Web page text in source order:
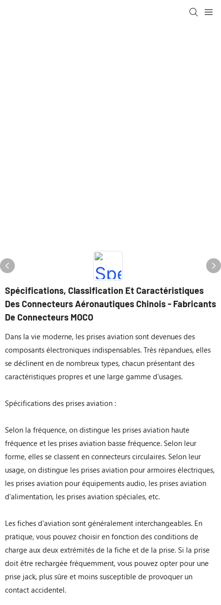
Spécifications, Classification Et Caractéristiques
Des Connecteurs Aéronautiques Chinois - Fabricants
De Connecteurs MOCO
Dans la vie moderne, les prises aviation sont devenues des
composants électroniques indispensables. Très répandues, elles
se déclinent en de nombreux types, chacun présentant des
caractéristiques propres et une large gamme d'usages.
Spécifications des prises aviation :
Selon la fréquence, on distingue les prises aviation haute
fréquence et les prises aviation basse fréquence. Selon leur
forme, elles se classent en connecteurs circulaires. Selon leur
usage, on distingue les prises aviation pour armoires électriques,
les prises aviation pour équipements audio, les prises aviation
d'alimentation, les prises aviation spéciales, etc.
Les fiches d'aviation sont généralement interchangeables. En
pratique, vous pouvez choisir en fonction des conditions de
charge aux deux extrémités de la fiche et de la prise. Si la prise
doit être rechargée fréquemment, vous pouvez opter pour une
prise jack, plus sûre et moins susceptible de provoquer un
contact accidentel.